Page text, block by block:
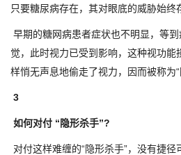
只要糖尿病存在，其对眼底的威胁始终
早期的糖网病患者症状也不明显，等
觉，此时视力已受到影响，这种视功能
样悄无声息地偷走了视力，因而被称为“
3
如何对付 “隐形杀手”?
对付这样难缠的“隐形杀手”，没有捷